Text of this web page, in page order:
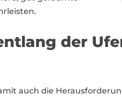
der
auch die